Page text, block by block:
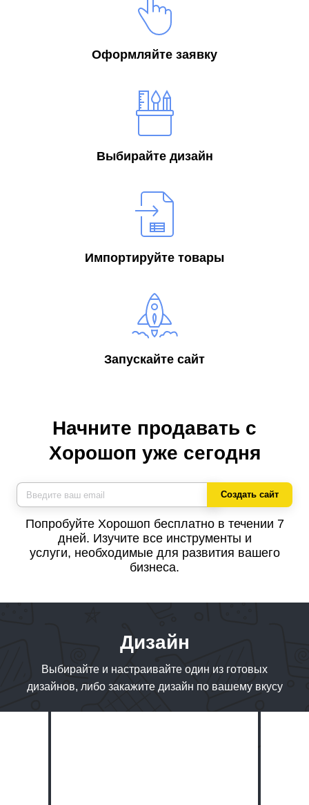
Оформляйте заявку
Выбирайте дизайн
Импортируйте товары
Запускайте сайт
Начните продавать с
Хорошоп уже сегодня
Создать сайт
Попробуйте Хорошоп бесплатно в течении 7
дней. Изучите все инструменты и
услуги, необходимые для развития вашего
бизнеса.
Дизайн
Выбирайте и настраивайте один из готовых
дизайнов, либо закажите дизайн по вашему вкусу